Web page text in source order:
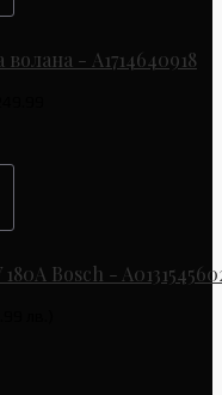
- A1714640918
Bosch -
лв.)